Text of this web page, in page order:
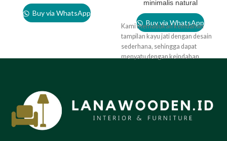
Buy via WhatsApp
minimalis natural
Buy via WhatsApp
Kami memadukan keindahan
tampilan kayu jati dengan desain
sederhana, sehingga dapat
menyatu dengan keindahan
menemani Anda duduk bersama
keluarga .